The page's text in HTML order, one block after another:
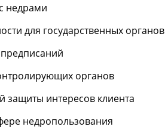
недрами
для государственных органов
органов
защиты интересов клиента
недропользования